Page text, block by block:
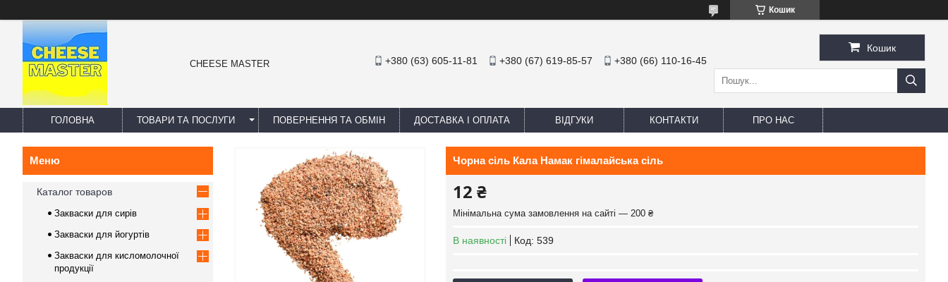
Кошик
CHEESE MASTER +380 (63) 605-11-81 +380 (67) 619-85-57 +380 (66) 110-16-45
Кошик
ГОЛОВНА ТОВАРИ ТА ПОСЛУГИ ПОВЕРНЕННЯ ТА ОБМІН ДОСТАВКА І ОПЛАТА ВІДГУКИ КОНТАКТИ ПРО НАС
Чорна сіль Кала Намак гімалайська сіль
12 ₴
Мінімальна сума замовлення на сайті — 200 ₴
В наявності Код: 539
Каталог товаров
Закваски для сирів
Закваски для йогуртів
Закваски для кисломолочної
продукції